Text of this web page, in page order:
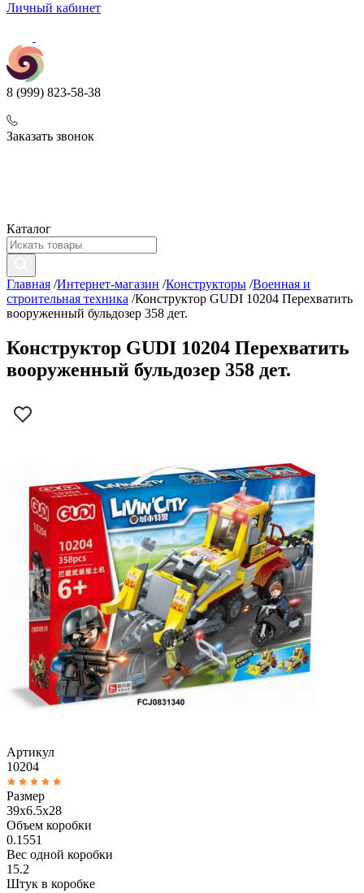
Личный кабинет
8 (999) 823-58-38
Заказать звонок
Каталог
Главная /Интернет-магазин /Конструкторы /Военная и
строительная техника /Конструктор GUDI 10204 Перехватить
вооруженный бульдозер 358 дет.
Конструктор GUDI 10204 Перехватить
вооруженный бульдозер 358 дет.
Артикул
10204
Размер
39x6.5x28
Объем коробки
0.1551
Вес одной коробки
15.2
Штук в коробке